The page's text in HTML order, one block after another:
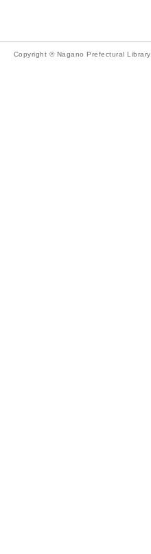
Copyright © Nagano Prefectural Library